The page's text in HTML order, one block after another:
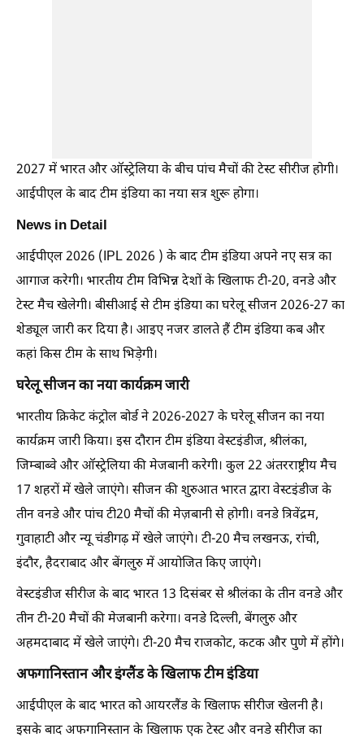
2027 में भारत और ऑस्ट्रेलिया के बीच पांच मैचों की टेस्ट सीरीज होगी।
आईपीएल के बाद टीम इंडिया का नया सत्र शुरू होगा।
News in Detail
आईपीएल 2026 (IPL 2026 ) के बाद टीम इंडिया अपने नए सत्र का
आगाज करेगी। भारतीय टीम विभिन्न देशों के खिलाफ टी-20, वनडे और
टेस्ट मैच खेलेगी। बीसीआई से टीम इंडिया का घरेलू सीजन 2026-27 का
शेड्यूल जारी कर दिया है। आइए नजर डालते हैं टीम इंडिया कब और
कहां किस टीम के साथ भिडे़गी।
घरेलू सीजन का नया कार्यक्रम जारी
भारतीय क्रिकेट कंट्रोल बोर्ड ने 2026-2027 के घरेलू सीजन का नया
कार्यक्रम जारी किया। इस दौरान टीम इंडिया वेस्टइंडीज, श्रीलंका,
जिम्बाब्वे और ऑस्ट्रेलिया की मेजबानी करेगी। कुल 22 अंतरराष्ट्रीय मैच
17 शहरों में खेले जाएंगे। सीजन की शुरुआत भारत द्वारा वेस्टइंडीज के
तीन वनडे और पांच टी20 मैचों की मेज़बानी से होगी। वनडे त्रिवेंद्रम,
गुवाहाटी और न्यू चंडीगढ़ में खेले जाएंगे। टी-20 मैच लखनऊ, रांची,
इंदौर, हैदराबाद और बेंगलुरु में आयोजित किए जाएंगे।
वेस्टइंडीज सीरीज के बाद भारत 13 दिसंबर से श्रीलंका के तीन वनडे और
तीन टी-20 मैचों की मेजबानी करेगा। वनडे दिल्ली, बेंगलुरु और
अहमदाबाद में खेले जाएंगे। टी-20 मैच राजकोट, कटक और पुणे में होंगे।
अफगानिस्तान और इंग्लैंड के खिलाफ टीम इंडिया
आईपीएल के बाद भारत को आयरलैंड के खिलाफ सीरीज खेलनी है।
इसके बाद अफगानिस्तान के खिलाफ एक टेस्ट और वनडे सीरीज का